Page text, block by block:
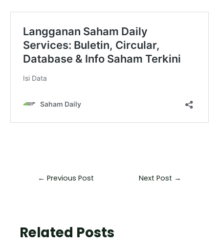
← Previous Post Next Post →
Related Posts